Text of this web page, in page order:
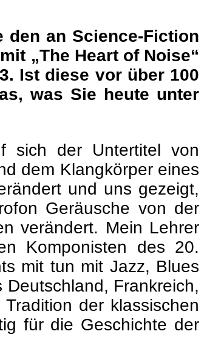
den an Science-Fiction
„The Heart of Noise“
Ist diese vor über 100
was Sie heute unter
sich der Untertitel von
dem Klangkörper eines
und uns gezeigt,
Geräusche von der
verändert. Mein Lehrer
Komponisten des 20.
mit tun mit Jazz, Blues
Frankreich,
der klassischen
für die Geschichte der